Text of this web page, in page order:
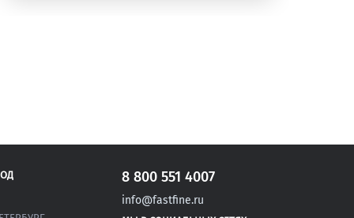
8 800 551 4007
info@fastfine.ru